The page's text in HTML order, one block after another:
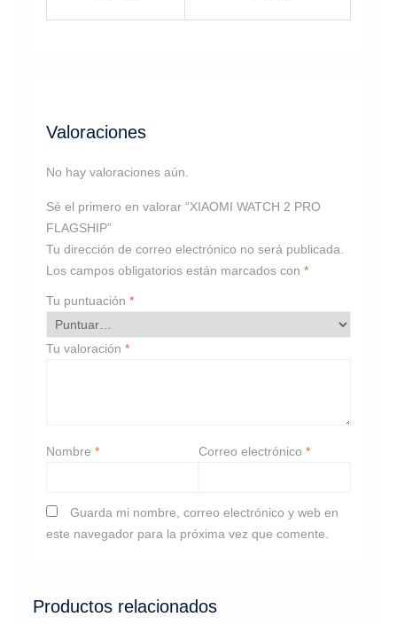
Valoraciones
No hay valoraciones aún.
Sé el primero en valorar “XIAOMI WATCH 2 PRO
FLAGSHIP”
Tu dirección de correo electrónico no será publicada.
Los campos obligatorios están marcados con *
Tu puntuación *
Tu valoración *
Nombre * Correo electrónico *
Guarda mi nombre, correo electrónico y web en
este navegador para la próxima vez que comente.
Productos relacionados